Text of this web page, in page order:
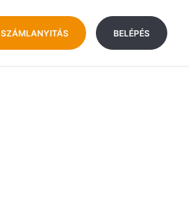
SZÁMLANYITÁS BELÉPÉS